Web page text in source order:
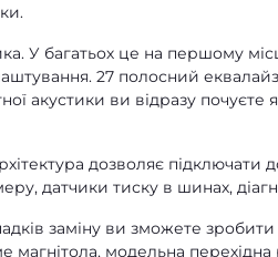
У багатьох це на першому
27 полосний
акустики ви відразу
дозволяє підключати
датчики тиску в шинах,
заміну ви зможете
магнітола, модельна